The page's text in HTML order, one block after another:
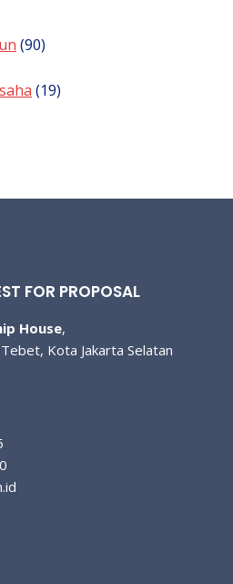
(90)
(19)
FOR PROPOSAL
House,
Kota Jakarta Selatan